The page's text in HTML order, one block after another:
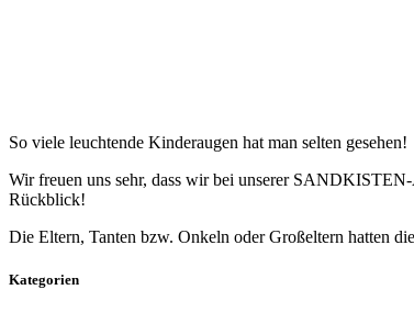
So viele leuchtende Kinderaugen hat man selten gesehen!
Wir freuen uns sehr, dass wir bei unserer
Rückblick!
Die Eltern, Tanten bzw. Onkeln oder Großeltern hatten
Kategorien